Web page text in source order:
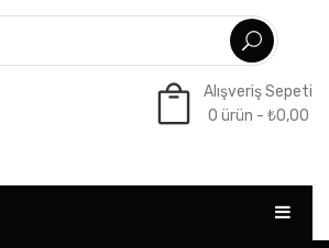
Alışveriş Sepeti
0 ürün - ₺0,00